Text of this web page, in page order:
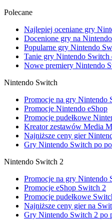
Polecane
Najlepiej oceniane gry
Docenione gry na
Popularne gry Nintendo
Tanie gry Nintendo Switch
Nowe premiery Nintendo
Nintendo Switch
Promocje na gry Nintendo
Promocje Nintendo eShop
Promocje pudełkowe
Kreator zestawów Media
Najniższe ceny gier
Gry Nintendo Switch po
Nintendo Switch 2
Promocje na gry Nintendo
Promocje eShop Switch 2
Promocje pudełkowe
Najniższe ceny gier na
Gry Nintendo Switch 2 po